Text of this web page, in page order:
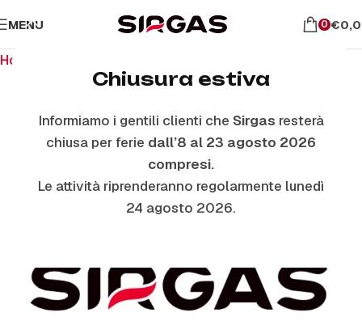
Chiusura estiva
Informiamo i gentili clienti che Sirgas resterà
chiusa per ferie dall’8 al 23 agosto 2026
compresi.
Le attività riprenderanno regolarmente lunedì
24 agosto 2026.
MENU 0 €
Home